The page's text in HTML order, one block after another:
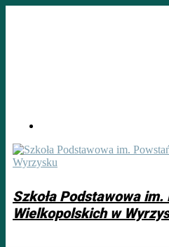
Szkoła Podstawowa
Wielkopolskich w